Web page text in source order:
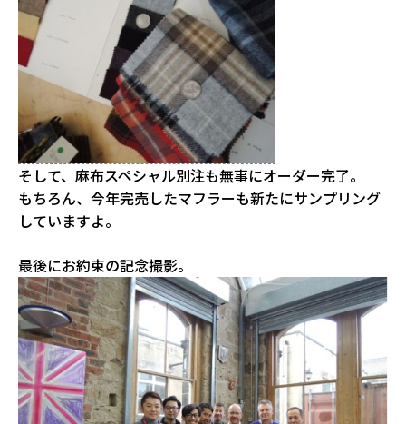
そして、麻布スペシャル別注も無事にオーダー完了。
もちろん、今年完売したマフラーも新たにサンプリング
していますよ。
最後にお約束の記念撮影。